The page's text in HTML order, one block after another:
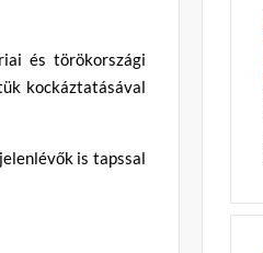
és törökországi
kockáztatásával
is tapssal